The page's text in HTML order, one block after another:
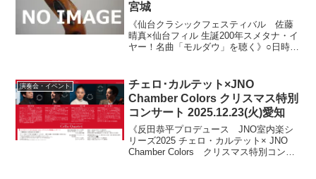
宮城
《仙台クラシックフェスティバル 佐藤
晴真×仙台フィル 生誕200年スメタナ・イ
ヤー！名曲「モルダウ」を聴く》○日時：
ル イズミティ21大ホール...
演奏会・イベント
チェロ･カルテット×JNO
Chamber Colors クリスマス特別
コンサート 2025.12.23(火)愛知
《反田恭平プロデュース JNO室内楽シ
リーズ2025 チェロ・カルテット× JNO
Chamber Colors クリスマス特別コンサ